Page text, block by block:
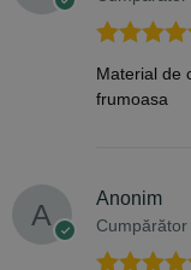
Evaluat la
din 5
Material de
frumoasa
Anonim